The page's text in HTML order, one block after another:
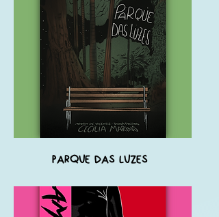
Parque das Luzes